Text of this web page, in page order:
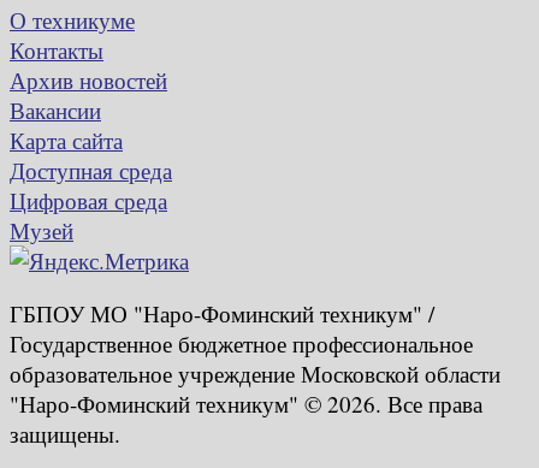
О техникуме
Контакты
Архив новостей
Вакансии
Карта сайта
Доступная среда
Цифровая среда
Музей
ГБПОУ МО "Наро-Фоминский техникум" /
Государственное бюджетное профессиональное
образовательное учреждение Московской области
"Наро-Фоминский техникум" © 2026. Все права
защищены.